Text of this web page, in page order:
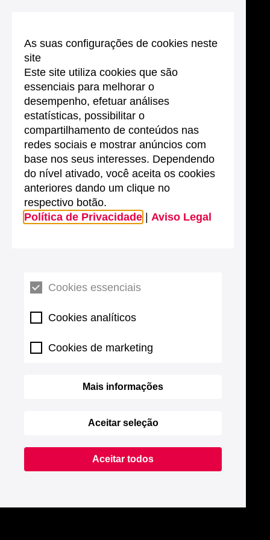
As suas configurações de cookies neste
site
Este site utiliza cookies que são
essenciais para melhorar o
desempenho, efetuar análises
estatísticas, possibilitar o
compartilhamento de conteúdos nas
redes sociais e mostrar anúncios com
base nos seus interesses. Dependendo
do nível ativado, você aceita os cookies
anteriores dando um clique no
respectivo botão.
Política de Privacidade
Aviso Legal
Cookies essenciais
Cookies analíticos
Cookies de marketing
Mais informações
Aceitar seleção
Aceitar todos